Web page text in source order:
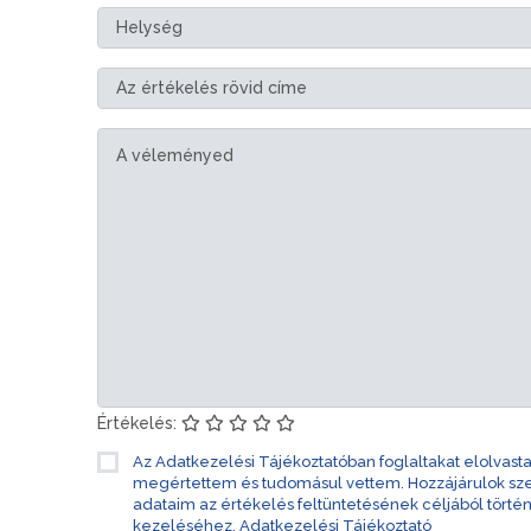
Értékelés:
Az Adatkezelési Tájékoztatóban foglaltakat
megértettem és tudomásul vettem. Hozzájárulok
adataim az értékelés feltüntetésének céljából
kezeléséhez. Adatkezelési Tájékoztató